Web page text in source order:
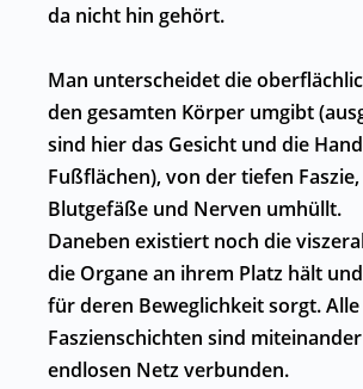
da nicht hin gehört.
Man unterscheidet die
den gesamten Körper umgibt
sind hier das Gesicht und die
Fußflächen), von der tiefen
Blutgefäße und Nerven umhüllt.
Daneben existiert noch die
die Organe an ihrem Platz hält
für deren Beweglichkeit sorgt. Alle
Faszienschichten sind
endlosen Netz verbunden.